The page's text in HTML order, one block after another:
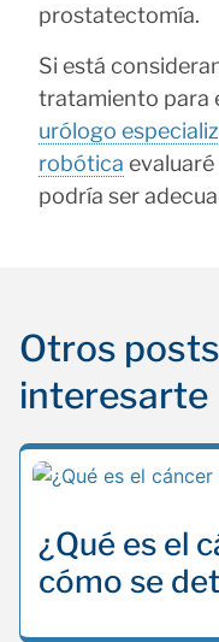
prostatectomía.
Si está
tratamiento para
urólogo
robótica
podría ser
Otros
interesarte
¿Qué es el
cómo se